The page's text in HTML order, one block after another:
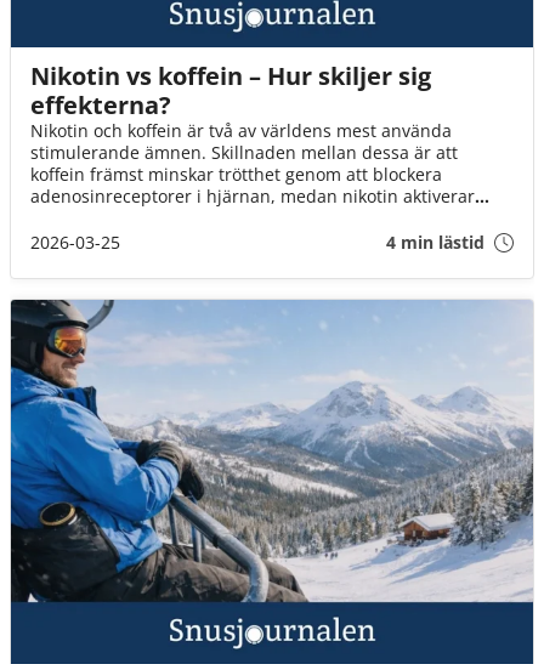
Nikotin vs koffein – Hur skiljer sig
effekterna?
Nikotin och koffein är två av världens mest använda
stimulerande ämnen. Skillnaden mellan dessa är att
koffein främst minskar trötthet genom att blockera
adenosinreceptorer i hjärnan, medan nikotin aktiverar
vakenhet och stimulans. I Sverige förknippas de ofta med
kulturen.
2026-03-25 4 min lästid